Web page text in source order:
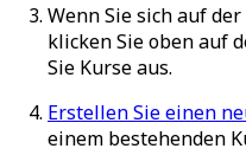
Wenn Sie sich auf
klicken Sie oben auf
Sie Kurseaus.
Erstellen Sie einen
einem bestehenden